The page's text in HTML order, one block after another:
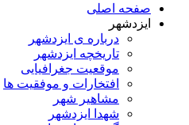
صفحه اصلی
ایزدشهر
درباره ی ایزدشهر
تاریخچه ایزدشهر
موقعیت جغرافیایی
افتخارات و موفقیت ها
مشاهیر شهر
شهدا ایزدشهر